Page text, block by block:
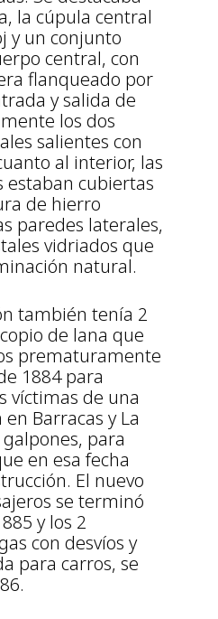
la cúpula central
y un conjunto
central, con
flanqueado por
y salida de
los dos
salientes con
al interior, las
cubiertas
de hierro
paredes laterales,
vidriados que
natural.
también tenía 2
de lana que
prematuramente
1884 para
víctimas de una
Barracas y La
para
en esa fecha
El nuevo
se terminó
y los 2
con desvíos y
para carros, se